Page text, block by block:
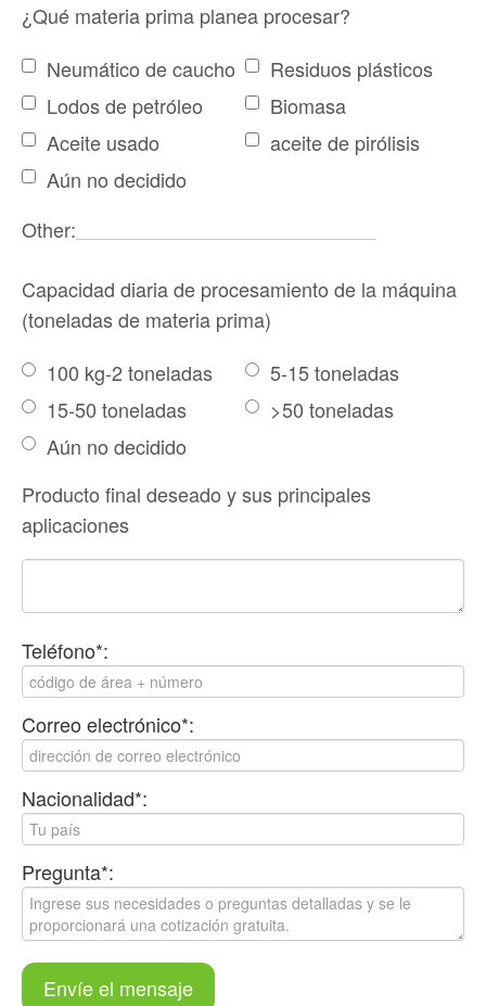
¿Qué materia prima planea procesar?
Neumático de caucho
Residuos plásticos
Lodos de petróleo
Biomasa
Aceite usado
aceite de pirólisis
Aún no decidido
Other:
Capacidad diaria de procesamiento de la máquina
(toneladas de materia prima)
100 kg-2 toneladas
5-15 toneladas
15-50 toneladas
>50 toneladas
Aún no decidido
Producto final deseado y sus principales
aplicaciones
Teléfono*:
Correo electrónico*:
Nacionalidad*:
Pregunta*:
Envíe el mensaje